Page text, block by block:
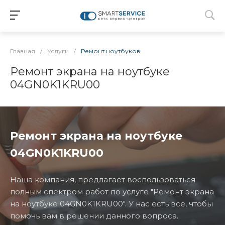
Главная / Услуги / Ремонт ноутбуков
Ремонт экрана на ноутбуке
04GN0K1KRU00
Ремонт экрана на ноутбуке
04GN0K1KRU00
Наша компания, предлагает воспользоваться
полным спектром работ по услуге "Ремонт экрана
на ноутбуке 04GN0K1KRU00". У нас есть все, чтобы
помочь вам в решении данного вопроса.